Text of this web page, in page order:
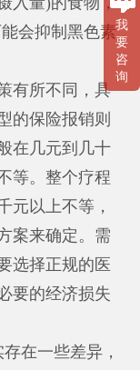
会抑制黑色素
有所不同，具
的保险报销则
在几元到几十
等。整个疗程
元以上不等，
案来确定。需
选择正规的医
要的经济损失
在一些差异，
我
要
咨
询